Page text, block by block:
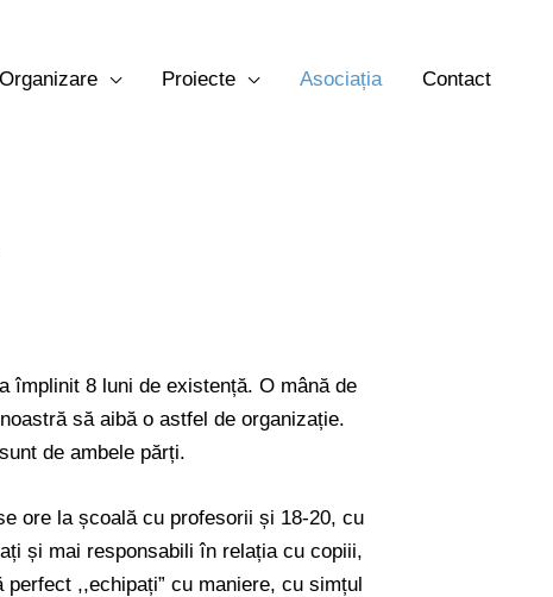
Organizare Proiecte Asociația Contact
împlinit 8 luni de existență. O mână de
să aibă o astfel de organizație.
de ambele părți.
ore la școală cu profesorii și 18-20, cu
și mai responsabili în relația cu copiii,
,,echipați” cu maniere, cu simțul